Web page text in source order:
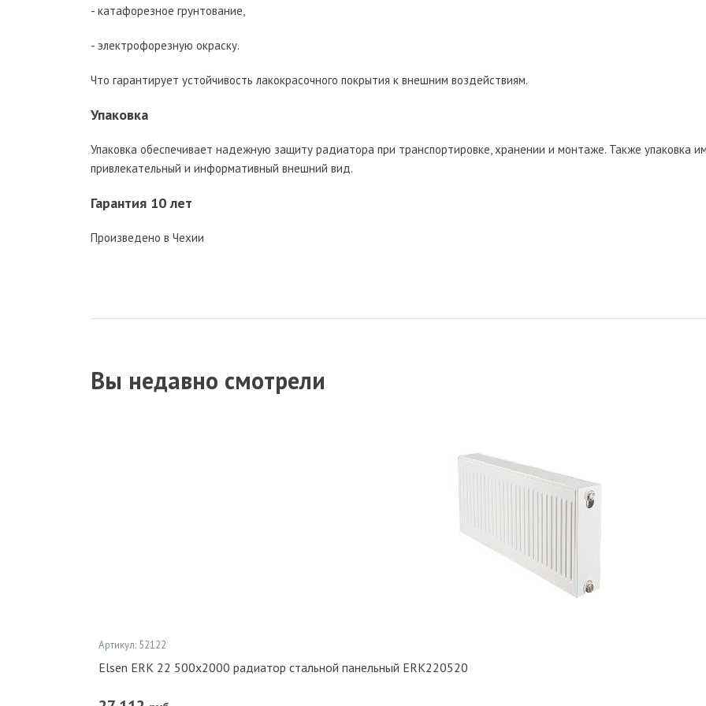
- катафорезное грунтование,
- электрофорезную окраску.
Что гарантирует устойчивость лакокрасочного покрытия к внешним воздействиям.
Упаковка
Упаковка обеспечивает надежную защиту радиатора при транспортировке, хранении и монтаже. Также упаковка
привлекательный и информативный внешний вид.
Гарантия 10 лет
Произведено в Чехии
Вы недавно смотрели
Артикул: 52122
Elsen ERK 22 500x2000 радиатор стальной панельный ERK220520